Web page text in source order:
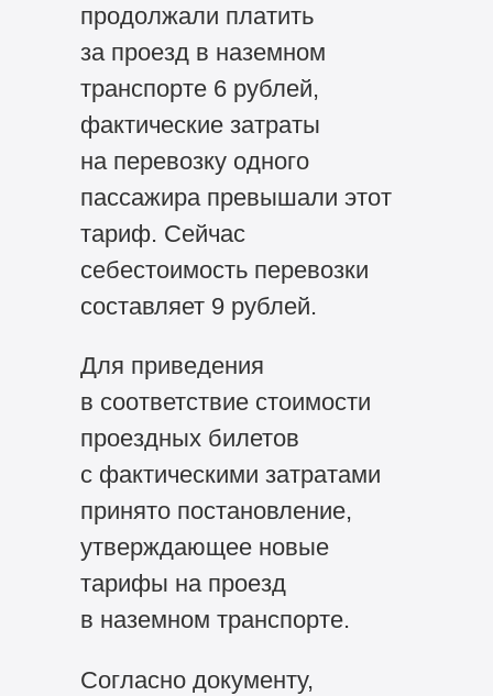
продолжали платить
за проезд в наземном
транспорте 6 рублей,
фактические затраты
на перевозку одного
пассажира превышали этот
тариф. Сейчас
себестоимость перевозки
составляет 9 рублей.
Для приведения
в соответствие стоимости
проездных билетов
с фактическими затратами
принято постановление,
утверждающее новые
тарифы на проезд
в наземном транспорте.
Согласно документу,